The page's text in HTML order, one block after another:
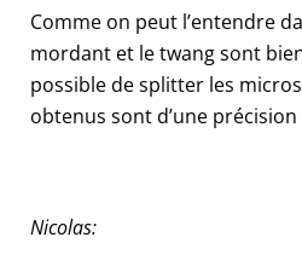
Comme on peut l’entendre
mordant et le twang sont
possible de splitter les
obtenus sont d’une
Nicolas: